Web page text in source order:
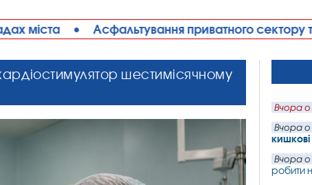
приватного сектору та благоустрій
шестимісячному
Вчора о
Вчора о
кишкові
Вчора о
робити